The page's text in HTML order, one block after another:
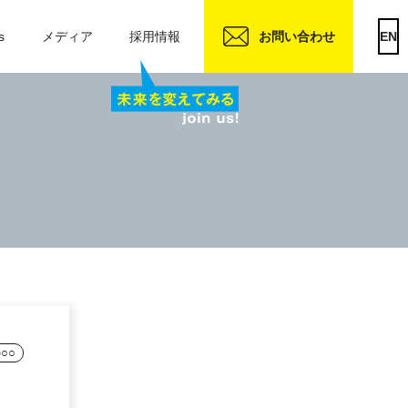
EN
メディア 採用情報 お問い合わせ